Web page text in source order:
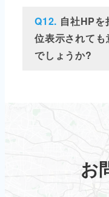
Q12. 自社HPを
位表示されて
でしょうか?
お